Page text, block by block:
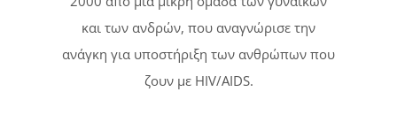
και των ανδρών, που αναγνώρισε την
ανάγκη για υποστήριξη των ανθρώπων που
ζουν με HIV/AIDS.